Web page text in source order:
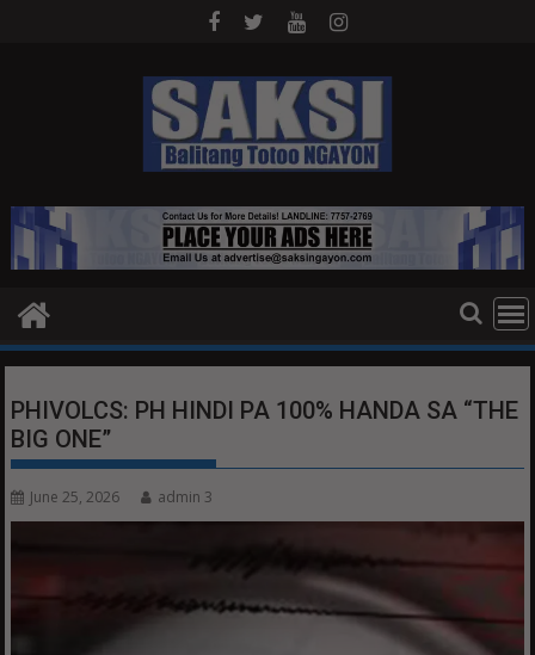
PHIVOLCS: PH HINDI PA 100% HANDA SA “THE
BIG ONE”
June 25, 2026 admin 3